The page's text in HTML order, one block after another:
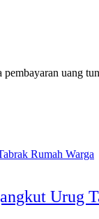
uang
Urug